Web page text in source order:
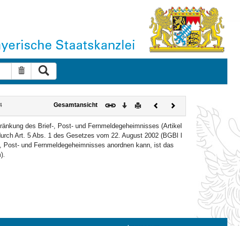
Suche zurücksetzen
Gesamtansicht Download
DruckenVorherigesNächstes
Dokument
des Brief-, Post- und Fernmeldegeheimnisses (Artikel
Art. 5 Abs. 1 des Gesetzes vom 22. August 2002 (BGBl I
und Fernmeldegeheimnisses anordnen kann, ist das